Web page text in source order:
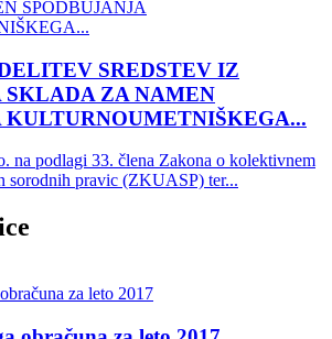
SREDSTEV IZ
SKLADA ZA NAMEN
KULTURNOUMETNIŠKEGA...
na podlagi 33. člena Zakona o kolektivnem
sorodnih pravic (ZKUASP) ter...